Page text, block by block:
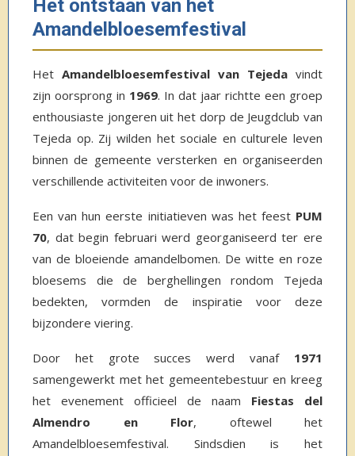
Het ontstaan van het
Amandelbloesemfestival
Het Amandelbloesemfestival van Tejeda vindt
zijn oorsprong in 1969. In dat jaar richtte een groep
enthousiaste jongeren uit het dorp de Jeugdclub van
Tejeda op. Zij wilden het sociale en culturele leven
binnen de gemeente versterken en organiseerden
verschillende activiteiten voor de inwoners.
Een van hun eerste initiatieven was het feest PUM
70, dat begin februari werd georganiseerd ter ere
van de bloeiende amandelbomen. De witte en roze
bloesems die de berghellingen rondom Tejeda
bedekten, vormden de inspiratie voor deze
bijzondere viering.
Door het grote succes werd vanaf 1971
samengewerkt met het gemeentebestuur en kreeg
het evenement officieel de naam Fiestas del
Almendro en Flor, oftewel het
Amandelbloesemfestival. Sindsdien is het